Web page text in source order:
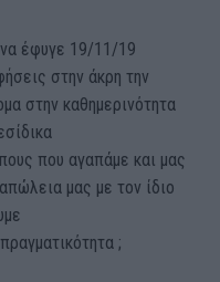
έφυγε 19/11/19
στην άκρη την
στην καθημερινότητα
που αγαπάμε και μας
μας με τον ίδιο
;